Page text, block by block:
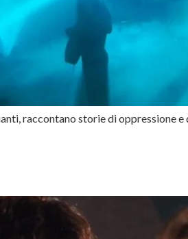
raccontano storie di oppressione